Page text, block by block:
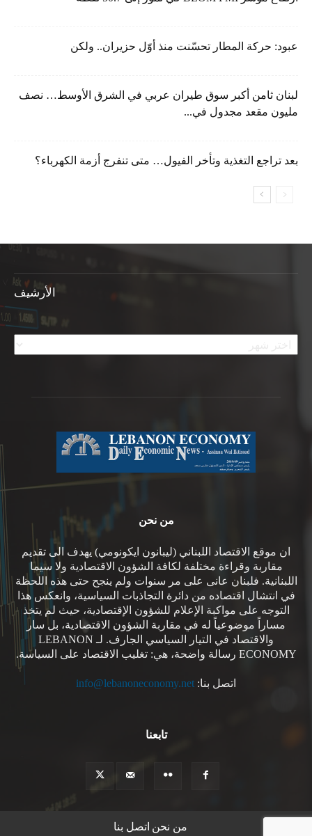
عبود: حركة المطار تحسّنت منذ أوّل حزيران.. ولكن
لبنان ثامن أكبر سوق طيران عربي في الشرق الأوسط… نصف
مليون مقعد مجدول في...
بعد تراجع التغذية وتأخر الفيول… متى تنفرج أزمة الكهرباء؟
الأرشيف
الأرشيف
من نحن
ان موقع الاقتصاد اللبناني (ليبانون ايكونومي) يهدف الى تقديم
مقاربة وقراءة مختلفة لكافة الشؤون الاقتصادية ولا سيما
اللبنانية. فلبنان عانى على مر سنوات ولم ينجح حتى هذه اللحظة
في انتشال اقتصاده من دائرة التجاذبات السياسية، وانعكس هذا
التوجه على مواكبة الإعلام للشؤون الإقتصادية، حيث لم يتخذ
مساراً موضوعياً له في مقاربة الشؤون الاقتصادية، بل سار
والاقتصاد في التيار السياسي الجارف. لـ LEBANON
ECONOMY رسالة واضحة، هي: تغليب الاقتصاد على السياسة.
اتصل بنا: info@lebanoneconomy.net
تابعنا
من نحن اتصل بنا